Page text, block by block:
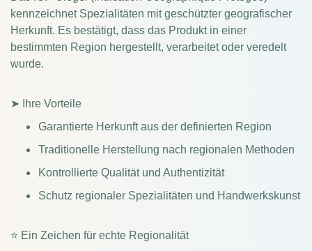
kennzeichnet Spezialitäten mit geschützter geografischer
Herkunft. Es bestätigt, dass das Produkt in einer
bestimmten Region hergestellt, verarbeitet oder veredelt
wurde.
➤ Ihre Vorteile
Garantierte Herkunft aus der definierten Region
Traditionelle Herstellung nach regionalen Methoden
Kontrollierte Qualität und Authentizität
Schutz regionaler Spezialitäten und Handwerkskunst
⭐ Ein Zeichen für echte Regionalität